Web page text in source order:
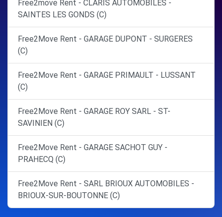
Free2move Rent - CLARIS AUTOMOBILES -
SAINTES LES GONDS (C)
Free2Move Rent - GARAGE DUPONT - SURGERES
(C)
Free2Move Rent - GARAGE PRIMAULT - LUSSANT
(C)
Free2Move Rent - GARAGE ROY SARL - ST-
SAVINIEN (C)
Free2Move Rent - GARAGE SACHOT GUY -
PRAHECQ (C)
Free2Move Rent - SARL BRIOUX AUTOMOBILES -
BRIOUX-SUR-BOUTONNE (C)